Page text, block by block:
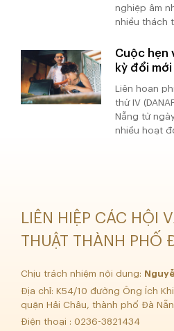
nghiệp âm
nhiều thách
Cuộc hẹn
kỳ đổi mới
Liên hoan
thứ IV
Nẵng từ
nhiều hoạt
LIÊN HIỆP CÁC HỘI
THUẬT THÀNH PHỐ
Chịu trách nhiệm nội dung:
Địa chỉ: K54/10 đường Ông Ích
quận Hải Châu, thành phố Đà
Điện thoại : 0236-3821434